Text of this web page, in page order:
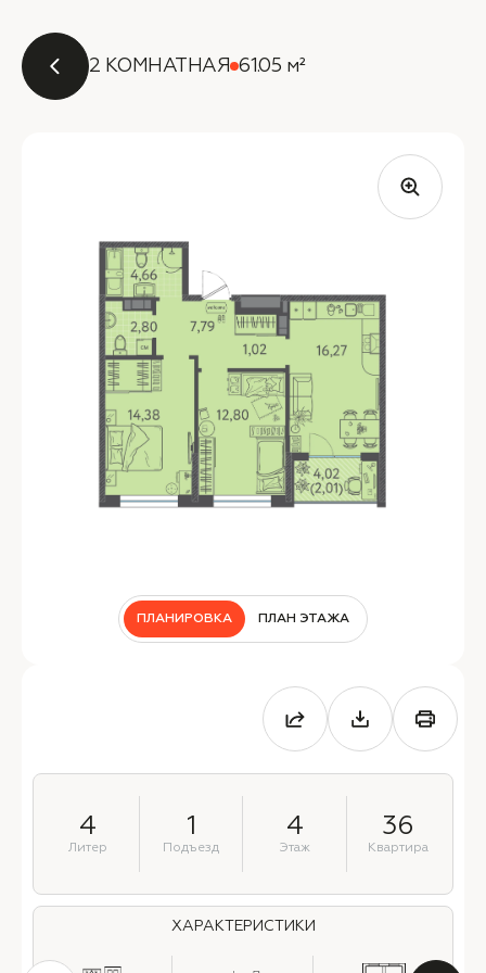
2 КОМНАТНАЯ 61.05 м²
ПЛАНИРОВКА ПЛАН ЭТАЖА
4
Литер
1
Подъезд
4
Этаж
36
Квартира
ХАРАКТЕРИСТИКИ